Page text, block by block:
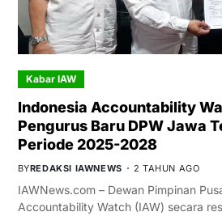
Kabar IAW
Indonesia Accountability
Pengurus Baru DPW Jawa
Periode 2025-2028
BYREDAKSI IAWNEWS 2 TAHUN AGO
IAWNews.com – Dewan Pimpinan
Accountability Watch (IAW) secara